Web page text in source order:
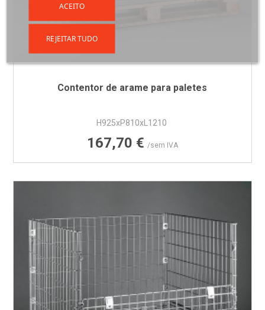
Contentor de arame para paletes
H925xP810xL1210
Preço
167,70 € /sem IVA
REJEITAR TUDO
ACEITO